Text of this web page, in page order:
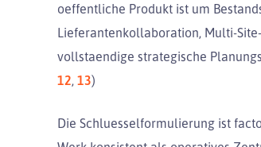
oeffentliche Produkt ist um
Lieferantenkollaboration, Multi-
vollstaendige strategische
12, 13)
Die Schluesselformulierung ist